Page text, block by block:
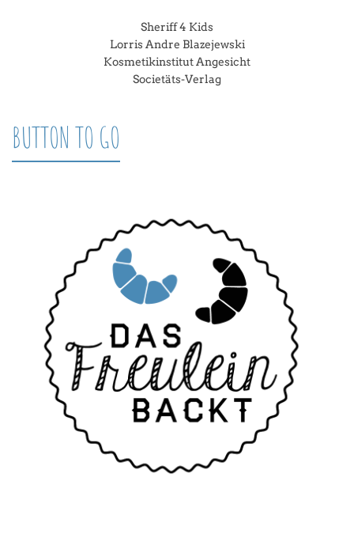
Sheriff 4 Kids
Lorris Andre Blazejewski
Kosmetikinstitut Angesicht
Societäts-Verlag
BUTTON TO GO